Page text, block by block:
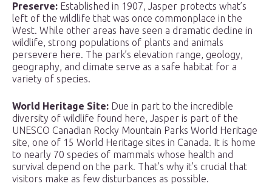
Preserve: Established in 1907, Jasper protects what’s
left of the wildlife that was once commonplace in the
West. While other areas have seen a dramatic decline in
wildlife, strong populations of plants and animals
persevere here. The park’s elevation range, geology,
geography, and climate serve as a safe habitat for a
variety of species.
World Heritage Site: Due in part to the incredible
diversity of wildlife found here, Jasper is part of the
UNESCO Canadian Rocky Mountain Parks World Heritage
site, one of 15 World Heritage sites in Canada. It is home
to nearly 70 species of mammals whose health and
survival depend on the park. That’s why it’s crucial that
visitors make as few disturbances as possible.